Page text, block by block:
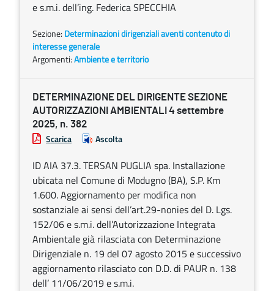
e s.m.i. dell’ing. Federica SPECCHIA
Sezione: Determinazioni dirigenziali aventi contenuto di
interesse generale
Argomenti:Ambiente e territorio
DETERMINAZIONE DEL DIRIGENTE SEZIONE
AUTORIZZAZIONI AMBIENTALI 4 settembre
2025, n. 382
Scarica Ascolta
ID AIA 37.3. TERSAN PUGLIA spa. Installazione
ubicata nel Comune di Modugno (BA), S.P. Km
1.600. Aggiornamento per modifica non
sostanziale ai sensi dell’art.29-nonies del D. Lgs.
152/06 e s.m.i. dell’Autorizzazione Integrata
Ambientale già rilasciata con Determinazione
Dirigenziale n. 19 del 07 agosto 2015 e successivo
aggiornamento rilasciato con D.D. di PAUR n. 138
dell’ 11/06/2019 e s.m.i.